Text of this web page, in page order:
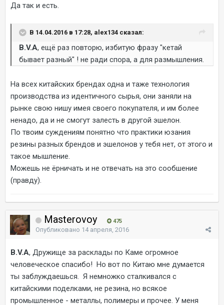
Да так и есть.
В 14.04.2016 в 17:28, alex134 сказал:
B.V.A, ещё раз повторю, избитую фразу "кетай
бывает разный" ! не ради спора, а для размышления.
На всех китайских брендах одна и таже технология
производства из идентичного сырья, они заняли на
рынке свою нишу имея своего покупателя, и им более
ненадо, да и не смогут залесть в другой эшелон.
По твоим суждениям понятно что практики юзания
резины разных брендов и эшелонов у тебя нет, от этого и
такое мышление.
Можешь не ёрничать и не отвечать на это сообшение
(правду).
Masterovoy 475
Опубликовано 14 апреля, 2016
B.V.A, Дружище за расклады по Каме огромное
человеческое спасибо! Но вот по Китаю мне думается
ты заблуждаешься. Я немножко сталкивался с
китайскими поделками, не резина, но всякое
промышленное - металлы, полимеры и прочее. У меня